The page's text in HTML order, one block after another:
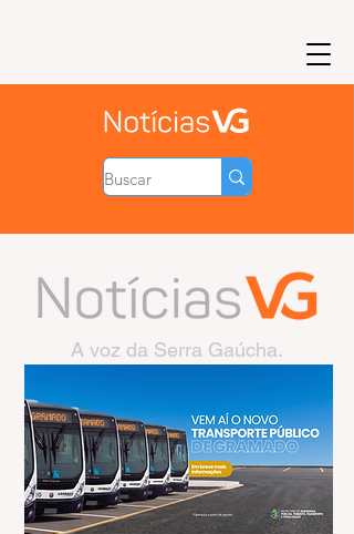
A voz da Serra Gaúcha.